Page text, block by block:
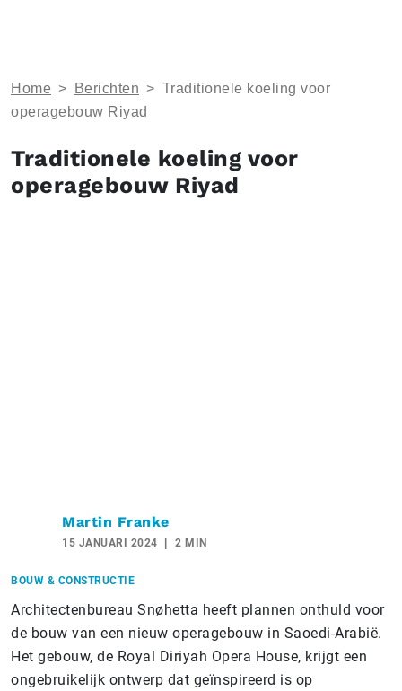
Home > Berichten > Traditionele koeling voor
operagebouw Riyad
Traditionele koeling voor
operagebouw Riyad
Martin Franke
15 JANUARI 2024 2 MIN
BOUW & CONSTRUCTIE
Architectenbureau Snøhetta heeft plannen onthuld voor
de bouw van een nieuw operagebouw in Saoedi-Arabië.
Het gebouw, de Royal Diriyah Opera House, krijgt een
ongebruikelijk ontwerp dat geïnspireerd is op